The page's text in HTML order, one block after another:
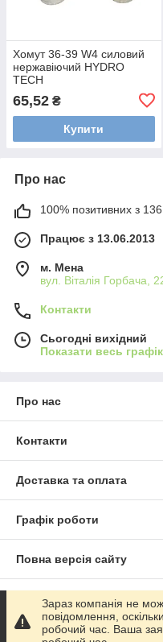
Хомут 36-39 W4 силовий
нержавіючий HYDRO
TECH
65,52 ₴
Купити
Про нас
100% позитивних з 136
Працює з 13.06.2013
м. Мена
вул. Віталія Горбача,
Контакти
Сьогодні вихідний
Показати весь
Про нас
Контакти
Доставка та оплата
Графік роботи
Повна версія сайту
Сайт створено на
Політика конфіденційності
Зараз компанія не
повідомлення,
робочий час. Ваша